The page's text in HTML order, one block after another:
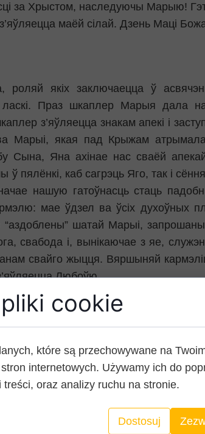
за Хрыстом, наследуючы Марыю!
маёй сілай. Дзень Маці
якіх заключаецца ў
Праз шкаплер Марыя дала
з’яўляецца знакам апекі і
Марыі, якая пад Крыжам
Сына, Яна ахінае нас сваёй
пялёнкі, каб сагрэць Яго, так і
нашую гатоўнасць стаць
мае ўдзел ва ўсіх духоўных
шатай Марыі, запрошаны
свабода і, вынікаючае з яе,
свайго жыцця. Вяршыняй
Любоўю.
Яе апеку над душой і целам у гэтым
паводле стану, будзе выбаўлены
ордэна і мае ўдзел у яго
малітвах, адрачэннях.
cookie
które są przechowywane na
internetowych. Używamy ich do
oraz analizy ruchu na stronie.
Dostosuj